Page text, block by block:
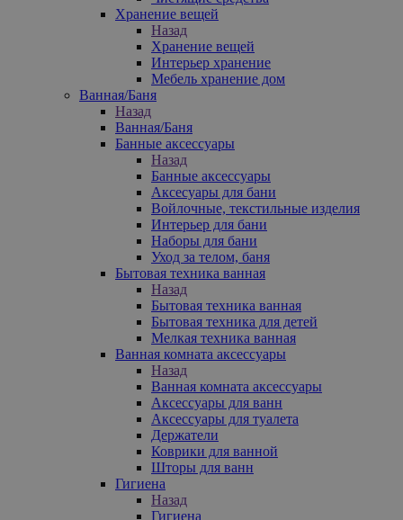
Хранение вещей
Назад
Хранение вещей
Интерьер хранение
Мебель хранение дом
Ванная/Баня
Назад
Ванная/Баня
Банные аксессуары
Назад
Банные аксессуары
Аксесуары для бани
Войлочные, текстильные изделия
Интерьер для бани
Наборы для бани
Уход за телом, баня
Бытовая техника ванная
Назад
Бытовая техника ванная
Бытовая техника для детей
Мелкая техника ванная
Ванная комната аксессуары
Назад
Ванная комната аксессуары
Аксессуары для ванн
Аксессуары для туалета
Держатели
Коврики для ванной
Шторы для ванн
Гигиена
Назад
Гигиена